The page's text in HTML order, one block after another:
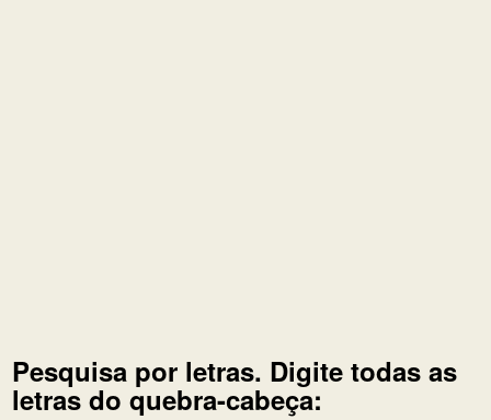
Pesquisa por letras. Digite todas as
letras do quebra-cabeça: